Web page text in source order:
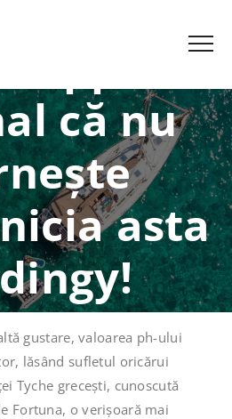
că nu
asta
gustare, valoarea ph-ului
lăsând sufletul oricărui
Tyche grecești, cunoscută
Fortuna, o verișoară mai